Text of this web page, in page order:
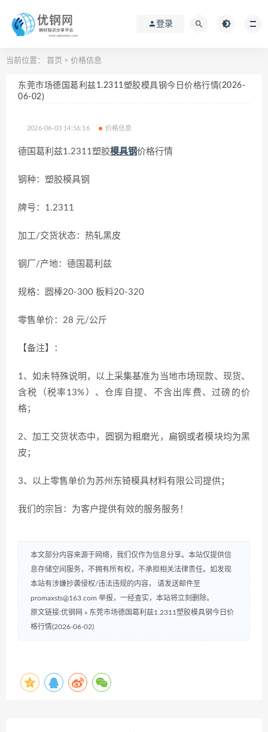
登录
当前位置： 首页 > 价格信息
东莞市场德国葛利兹1.2311塑胶模具钢今日价格行情(2026-
06-02)
2026-06-03 14:56:16 价格信息
德国葛利兹1.2311塑胶模具钢价格行情
钢种：塑胶模具钢
牌号：1.2311
加工/交货状态：热轧黑皮
钢厂/产地：德国葛利兹
规格：圆棒20-300 板料20-320
零售单价：28 元/公斤
【备注】：
1、如未特殊说明，以上采集基准为当地市场现款、现货、
含税（税率13%）、仓库自提、不含出库费、过磅的价
格；
2、加工交货状态中，圆钢为粗磨光，扁钢或者模块均为黑
皮；
3、以上零售单价为苏州东锜模具材料有限公司提供；
我们的宗旨：为客户提供有效的服务服务！
本文部分内容来源于网络，我们仅作为信息分享。本站仅提供信
息存储空间服务，不拥有所有权，不承担相关法律责任。如发现
本站有涉嫌抄袭侵权/违法违规的内容， 请发送邮件至
promaxsts@163.com 举报，一经查实，本站将立刻删除。
原文链接:优钢网 » 东莞市场德国葛利兹1.2311塑胶模具钢今日价
格行情(2026-06-02)